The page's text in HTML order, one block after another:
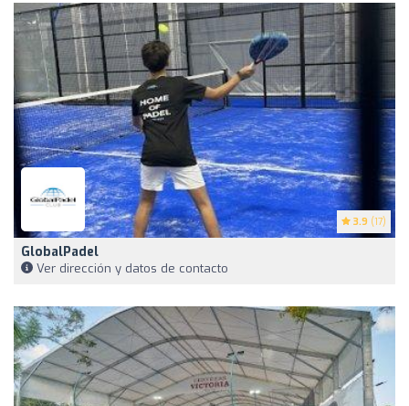
3.9 (17)
GlobalPadel
Ver dirección y datos de contacto